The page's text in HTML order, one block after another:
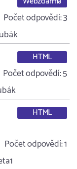
Počet odpovědí:3
HTML
Počet odpovědí:5
HTML
Počet odpovědí:1